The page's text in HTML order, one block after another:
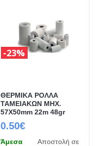
ΘΕΡΜΙΚΑ ΡΟΛΛΑ
ΤΑΜΕΙΑΚΩΝ ΜΗΧ.
57Χ50mm 22m 48gr
0.50€
23%
Άμεσα
Αποστολή σε